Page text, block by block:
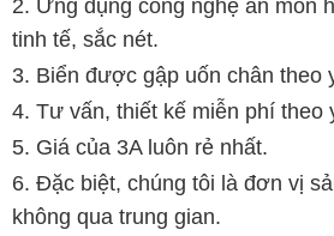
Ứng dụng công nghệ ăn mòn
tinh tế, sắc nét.
Biển được gập uốn chân theo
Tư vấn, thiết kế miễn phí theo
Giá của 3A luôn rẻ nhất.
Đặc biệt, chúng tôi là đơn vị
không qua trung gian.